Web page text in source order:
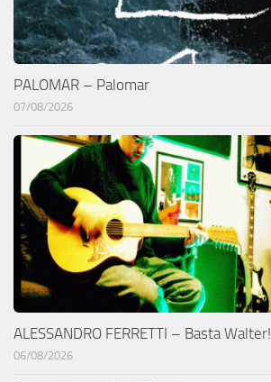
PALOMAR – Palomar
07/08/2026
ALESSANDRO FERRETTI – Basta Walter!
06/08/2026